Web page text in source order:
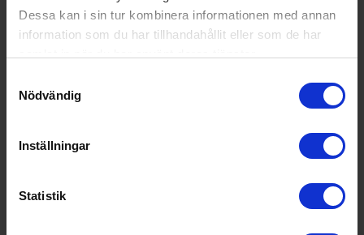
Dessa kan i sin tur kombinera informationen med annan
information som du har tillhandahållit eller som de har
Nödvändig
Inställningar
Statistik
I lager